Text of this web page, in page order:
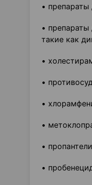
•
•
такие как
•
•
•
•
•
•